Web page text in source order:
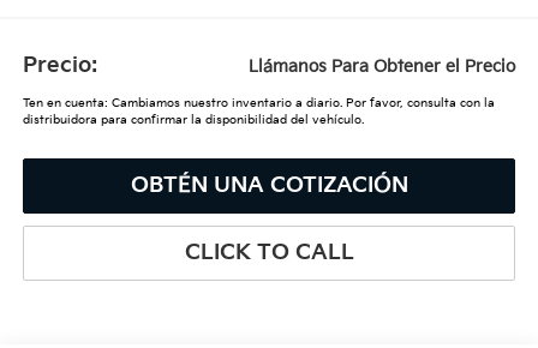
Precio: Llámanos Para Obtener el Precio
Ten en cuenta: Cambiamos nuestro inventario a diario. Por favor, consulta con la
distribuidora para confirmar la disponibilidad del vehículo.
OBTÉN UNA COTIZACIÓN
CLICK TO CALL